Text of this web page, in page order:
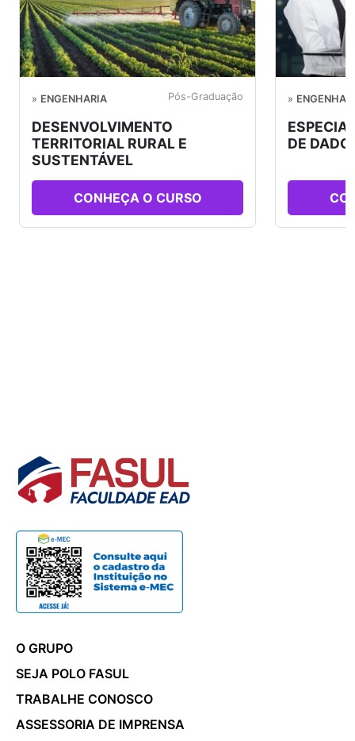
» ENGENHARIA Pós-Graduação
DESENVOLVIMENTO
TERRITORIAL RURAL E
SUSTENTÁVEL
CONHEÇA O CURSO
»
DE
O GRUPO
SEJA POLO FASUL
TRABALHE CONOSCO
ASSESSORIA DE IMPRENSA